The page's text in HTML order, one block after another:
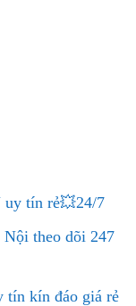
uy tín rẻ💥24/7
theo dõi 247
tín kín đáo giá rẻ